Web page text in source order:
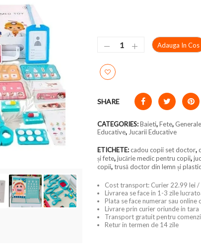
Adauga In Cos
SHARE
CATEGORIES:Baieti,Fete, Generale
Educative, Jucarii Educative
ETICHETE:cadou copii set doctor,
și fete,jucărie medic pentru copii,
copii,trusă doctor din lemn și plastic
Cost transport: Curier 22.99 lei
Livrarea se face in 1-3 zile
Plata se face numerar sau online
Livrare prin curier oriunde in tara
Transport gratuit pentru
Retur in termen de 14 zile